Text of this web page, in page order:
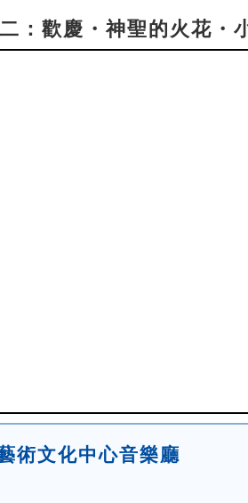
：歡慶・神聖的火花・
術文化中心音樂廳